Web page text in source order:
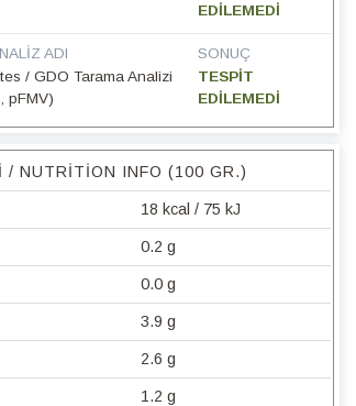
EDİLEMEDİ
ADI
/ GDO Tarama Analizi
pFMV)
SONUÇ
TESPİT
EDİLEMEDİ
/ NUTRITION INFO (100 GR.)
18 kcal / 75 kJ
0.2 g
0.0 g
3.9 g
2.6 g
1.2 g